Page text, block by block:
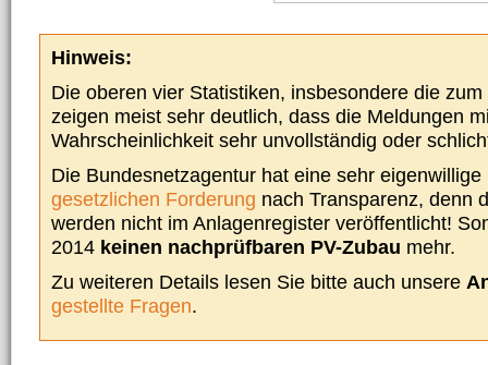
Hinweis:
Die oberen vier Statistiken, insbesondere die
zeigen meist sehr deutlich, dass die Meldungen
Wahrscheinlichkeit sehr unvollständig oder
Die Bundesnetzagentur hat eine sehr
gesetzlichen Forderung nach Transparenz, denn
werden nicht im Anlagenregister veröffentlicht!
2014 keinen nachprüfbaren PV-Zubau mehr.
Zu weiteren Details lesen Sie bitte auch unsere
gestellte Fragen.